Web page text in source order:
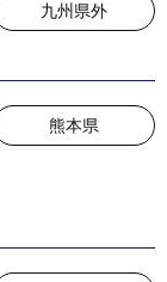
九州県外
熊本県